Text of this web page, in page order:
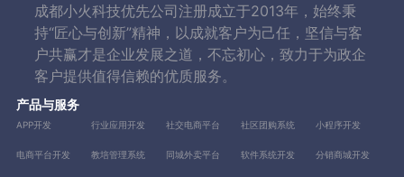
成都小火科技优先公司注册成立于2013年，始终秉
持“匠心与创新”精神，以成就客户为己任，坚信与客
户共赢才是企业发展之道，不忘初心，致力于为政企
客户提供值得信赖的优质服务。
产品与服务
APP开发 行业应用开发 社交电商平台 社区团购系统 小程序开发
电商平台开发 教培管理系统 同城外卖平台 软件系统开发 分销商城开发